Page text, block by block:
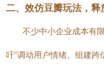
二、效仿豆瓣玩法，释
不少中小企业成本有
吁”调动用户情绪。组建